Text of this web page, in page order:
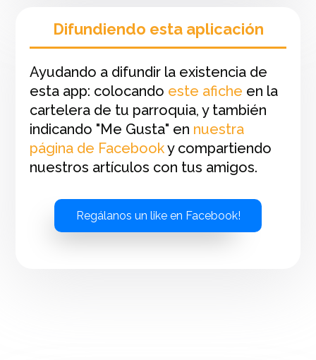
Difundiendo esta aplicación
Ayudando a difundir la existencia de
esta app: colocando este afiche en la
cartelera de tu parroquia, y también
indicando "Me Gusta" en nuestra
página de Facebooky compartiendo
nuestros artículos con tus amigos.
Regálanos un like en Facebook!